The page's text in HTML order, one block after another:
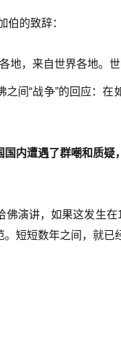
伯的致辞：
地，来自世界各地。世
间“战争”的回应：在
国内遭遇了群嘲和质疑
演讲，如果这发生
短短数年之间，就已